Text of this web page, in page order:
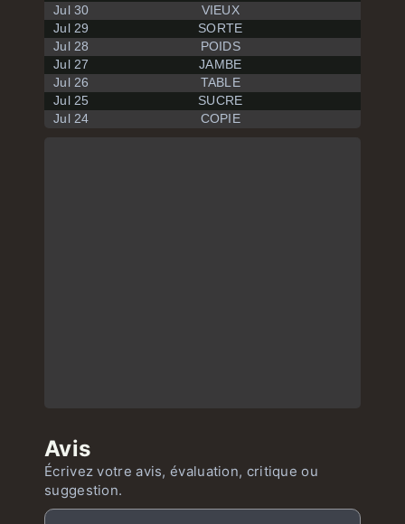
Jul 30
VIEUX
Jul 29
SORTE
Jul 28
POIDS
Jul 27
JAMBE
Jul 26
TABLE
Jul 25
SUCRE
Jul 24
COPIE
Avis
Écrivez votre avis, évaluation, critique ou
suggestion.